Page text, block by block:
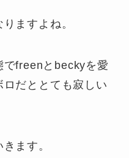
ますよね。
でfreenとbeckyを愛
だととても寂しい
ます。